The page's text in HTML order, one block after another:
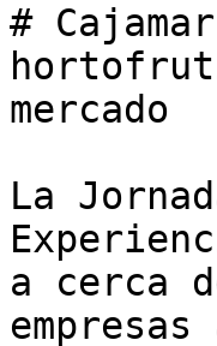
#
mercado
La
a cerca